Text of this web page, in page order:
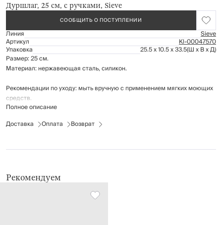
Дуршлаг, 25 см, с ручками, Sieve
СООБЩИТЬ О ПОСТУПЛЕНИИ
Линия Sieve
Артикул Kl-00047570
Упаковка 25.5 x 10.5 x 33.5(Ш x В x Д)
Размер: 25 см.
Материал: нержавеющая сталь, силикон.
Рекомендации по уходу: мыть вручную с применением мягких моющих
средств.
Можно мыть в посудомоечной машине.
Полное описание
Доставка
Оплата Возврат
Рекомендуем